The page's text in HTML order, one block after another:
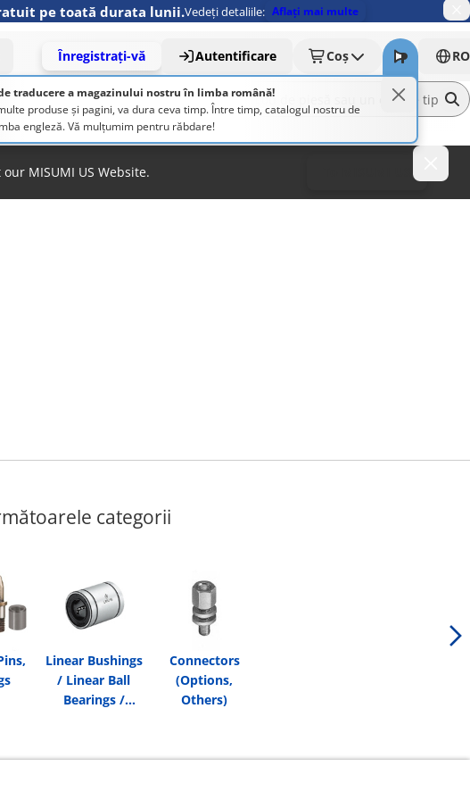
pe toată durata lunii.Vedeți detaliile: Aflați mai multe
Înregistrați-vă Autentificare Coș
traducere a magazinului nostru în limba română!
produse și pagini, va dura ceva timp. Între timp, catalogul nostru de
engleză. Vă mulțumim pentru răbdare!
RO
MISUMI US Website.
categorii
Linear Bushings
/ Linear Ball
Bearings /
Connectors
(Options,
Others)